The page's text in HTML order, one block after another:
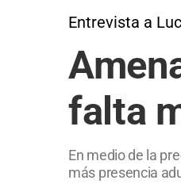
Entrevista a
falta
En medio de la
más presencia